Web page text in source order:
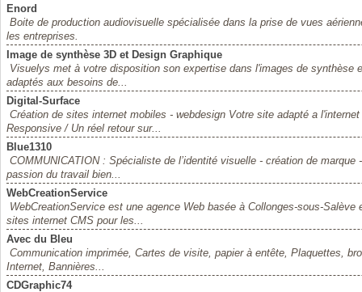
Enord
Boite de production audiovisuelle spécialisée dans la prise de vues
les entreprises.
Image de synthèse 3D et Design Graphique
Visuelys met à votre disposition son expertise dans l'images de synthèse
adaptés aux besoins de...
Digital-Surface
Création de sites internet mobiles - webdesign Votre site adapté a
Responsive / Un réel retour sur...
Blue1310
COMMUNICATION : Spécialiste de l’identité visuelle - création de
passion du travail bien...
WebCreationService
WebCreationService est une agence Web basée à Collonges-sous-
sites internet CMS pour les...
Avec du Bleu
Communication imprimée, Cartes de visite, papier à entête, Plaquettes,
Internet, Bannières...
CDGraphic74